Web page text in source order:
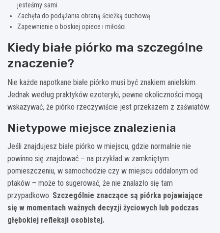
jesteśmy sami
Zachęta do podążania obraną ścieżką duchową
Zapewnienie o boskiej opiece i miłości
Kiedy białe piórko ma szczególne
znaczenie?
Nie każde napotkane białe piórko musi być znakiem anielskim.
Jednak według praktyków ezoteryki, pewne okoliczności mogą
wskazywać, że piórko rzeczywiście jest przekazem z zaświatów:
Nietypowe miejsce znalezienia
Jeśli znajdujesz białe piórko w miejscu, gdzie normalnie nie
powinno się znajdować – na przykład w zamkniętym
pomieszczeniu, w samochodzie czy w miejscu oddalonym od
ptaków – może to sugerować, że nie znalazło się tam
przypadkowo. Szczególnie znaczące są piórka pojawiające
się w momentach ważnych decyzji życiowych lub podczas
głębokiej refleksji osobistej.